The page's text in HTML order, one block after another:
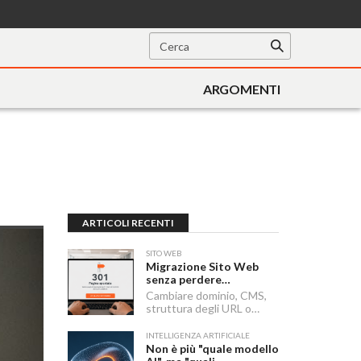
ARGOMENTI
ARTICOLI RECENTI
SITO WEB
Migrazione Sito Web
senza perdere
posizionamento:
Redirect 301, URL e
Checklist SEO
Cambiare dominio, CMS,
struttura degli URL o
momenti in cui un sito
rischia di perdere visibilità
INTELLIGENZA ARTIFICIALE
Non è più "quale modello